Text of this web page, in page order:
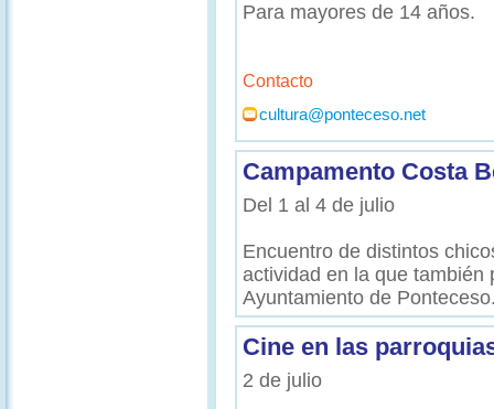
Para mayores de 14 años.
Contacto
cultura@ponteceso.net
Campamento Costa
Del 1 al 4 de julio
Encuentro de distintos
actividad en la que también
Ayuntamiento de
Cine en las
2 de julio